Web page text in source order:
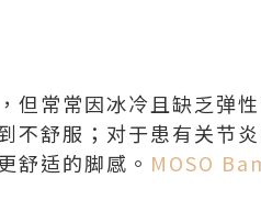
但常常因冰冷且缺乏弹
不舒服；对于患有关节
舒适的脚感。 MOSO